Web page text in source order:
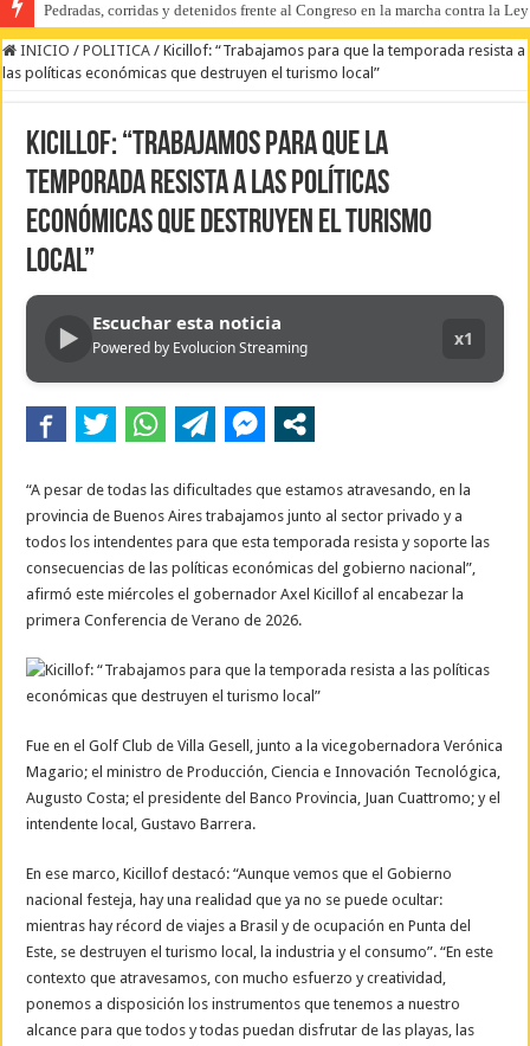
Pedradas, corridas y detenidos frente al Congreso en la marcha contra la
INICIO / POLITICA / Kicillof: “Trabajamos para que la temporada resista a
las políticas económicas que destruyen el turismo local”
Kicillof: “Trabajamos para que la
temporada resista a las políticas
económicas que destruyen el turismo
local”
▶ Escuchar esta noticia
Powered by Evolucion Streaming x1
“A pesar de todas las dificultades que estamos atravesando, en la
provincia de Buenos Aires trabajamos junto al sector privado y a
todos los intendentes para que esta temporada resista y soporte las
consecuencias de las políticas económicas del gobierno nacional”,
afirmó este miércoles el gobernador Axel Kicillof al encabezar la
primera Conferencia de Verano de 2026.
Fue en el Golf Club de Villa Gesell, junto a la vicegobernadora Verónica
Magario; el ministro de Producción, Ciencia e Innovación Tecnológica,
Augusto Costa; el presidente del Banco Provincia, Juan Cuattromo; y el
intendente local, Gustavo Barrera.
En ese marco, Kicillof destacó: “Aunque vemos que el Gobierno
nacional festeja, hay una realidad que ya no se puede ocultar:
mientras hay récord de viajes a Brasil y de ocupación en Punta del
Este, se destruyen el turismo local, la industria y el consumo”. “En este
contexto que atravesamos, con mucho esfuerzo y creatividad,
ponemos a disposición los instrumentos que tenemos a nuestro
alcance para que todos y todas puedan disfrutar de las playas, las